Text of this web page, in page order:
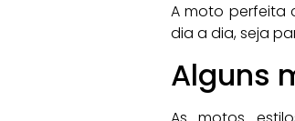
A moto perfeita
dia a dia, seja
Alguns